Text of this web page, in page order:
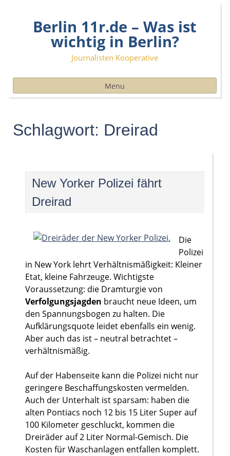
contentBerlin 11r.de – Was ist
wichtig in Berlin?
Journalisten Kooperative
Menu
Schlagwort: Dreirad
New Yorker Polizei fährt
Dreirad
Die
Polizei
in New York lehrt Verhältnismäßigkeit: Kleiner
Etat, kleine Fahrzeuge. Wichtigste
Voraussetzung: die Dramturgie von
Verfolgungsjagden braucht neue Ideen, um
den Spannungsbogen zu halten. Die
Aufklärungsquote leidet ebenfalls ein wenig.
Aber auch das ist – neutral betrachtet –
verhältnismäßig.
Auf der Habenseite kann die Polizei nicht nur
geringere Beschaffungskosten vermelden.
Auch der Unterhalt ist sparsam: haben die
alten Pontiacs noch 12 bis 15 Liter Super auf
100 Kilometer geschluckt, kommen die
Dreiräder auf 2 Liter Normal-Gemisch. Die
Kosten für Waschanlagen entfallen komplett.